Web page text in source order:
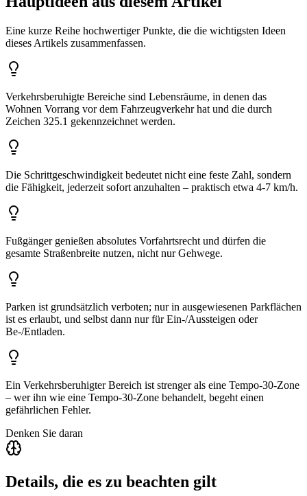
Eine kurze Reihe hochwertiger Punkte, die die wichtigsten Ideen
dieses Artikels zusammenfassen.
Verkehrsberuhigte Bereiche sind Lebensräume, in denen das
Wohnen Vorrang vor dem Fahrzeugverkehr hat und die durch
Zeichen 325.1 gekennzeichnet werden.
Die Schrittgeschwindigkeit bedeutet nicht eine feste Zahl, sondern
die Fähigkeit, jederzeit sofort anzuhalten – praktisch etwa 4-7 km/h.
Fußgänger genießen absolutes Vorfahrtsrecht und dürfen die
gesamte Straßenbreite nutzen, nicht nur Gehwege.
Parken ist grundsätzlich verboten; nur in ausgewiesenen Parkflächen
ist es erlaubt, und selbst dann nur für Ein-/Aussteigen oder
Be-/Entladen.
Ein Verkehrsberuhigter Bereich ist strenger als eine Tempo-30-Zone
– wer ihn wie eine Tempo-30-Zone behandelt, begeht einen
gefährlichen Fehler.
Denken Sie daran
Details, die es zu beachten gilt